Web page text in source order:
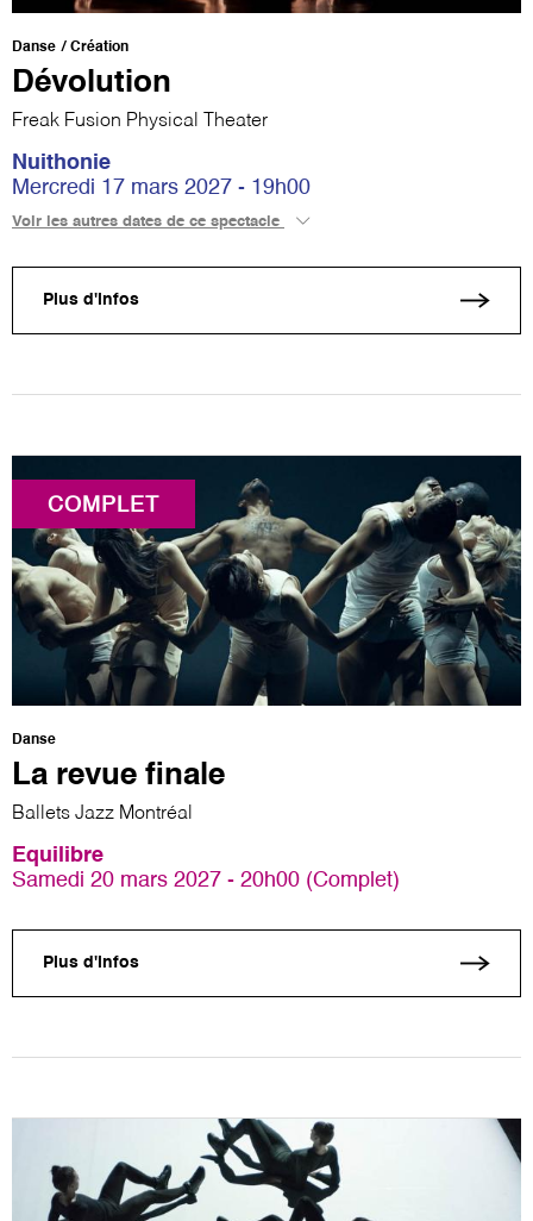
Danse Création
Dévolution
Freak Fusion Physical Theater
Nuithonie
Mercredi 17 mars 2027 - 19h00
Voir les autres dates de ce spectacle
Plus d'infos
COMPLET
Danse
La revue finale
Ballets Jazz Montréal
Equilibre
Samedi 20 mars 2027 - 20h00 (Complet)
Plus d'infos